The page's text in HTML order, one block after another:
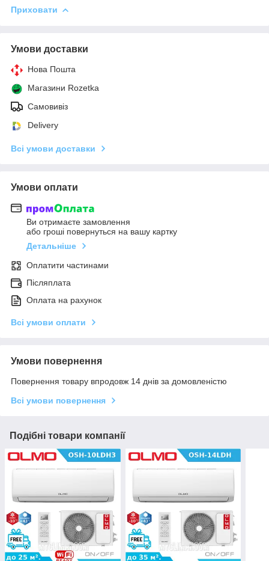
Приховати
Умови доставки
Нова Пошта
Магазини Rozetka
Самовивіз
Delivery
Всі умови доставки
Умови оплати
Ви отримаєте замовлення
або гроші повернуться на вашу картку
Детальніше
Оплатити частинами
Післяплата
Оплата на рахунок
Всі умови оплати
Умови повернення
Повернення товару впродовж 14 днів за домовленістю
Всі умови повернення
Подібні товари компанії